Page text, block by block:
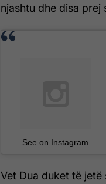
njashtu dhe disa prej
See on Instagram
Vet Dua duket të